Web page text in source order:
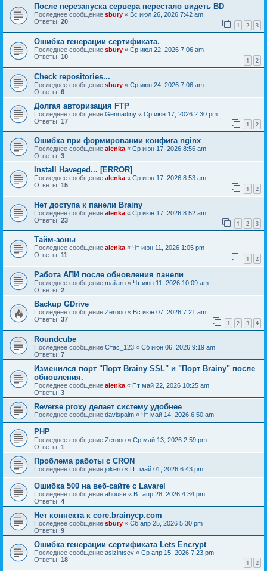
После перезапуска сервера перестало видеть BD
Последнее сообщение sbury « Вс июл 26, 2026 7:42 am
Ответы: 20 1 2 3
Ошибка генерации сертификата.
Последнее сообщение sbury « Ср июл 22, 2026 7:06 am
Ответы: 10 1 2
Check repositories...
Последнее сообщение sbury « Ср июн 24, 2026 7:06 am
Ответы: 6
Долгая авторизация FTP
Последнее сообщение Gennadiny « Ср июн 17, 2026 2:30 pm
Ответы: 17 1 2
Ошибка при формировании конфига nginx
Последнее сообщение alenka « Ср июн 17, 2026 8:56 am
Ответы: 3
Install Haveged... [ERROR]
Последнее сообщение alenka « Ср июн 17, 2026 8:53 am
Ответы: 15 1 2
Нет доступа к панели Brainy
Последнее сообщение alenka « Ср июн 17, 2026 8:52 am
Ответы: 23 1 2 3
Тайм-зоны
Последнее сообщение alenka« Чт июн 11, 2026 1:05 pm
Ответы: 11 1 2
Работа АПИ после обновления панели
Последнее сообщение mailarn « Чт июн 11, 2026 10:09 am
Ответы: 2
Backup GDrive
Последнее сообщение Zerooo « Вс июн 07, 2026 7:21 am
Ответы: 37 1 2 3 4
Roundcube
Последнее сообщение Стас_123 « Сб июн 06, 2026 9:19 am
Ответы: 7
Изменился порт "Порт Brainy SSL" и "Порт Brainy" после
обновления.
Последнее сообщение alenka « Пт май 22, 2026 10:25 am
Ответы: 3
Reverse proxy делает систему удобнее
Последнее сообщение davispalm « Чт май 14, 2026 6:50 am
PHP
Последнее сообщение Zerooo « Ср май 13, 2026 2:59 pm
Ответы: 1
Проблема работы с CRON
Последнее сообщение jokero « Пт май 01, 2026 6:43 pm
Ошибка 500 на веб-сайте с Lavarel
Последнее сообщение ahouse « Вт апр 28, 2026 4:34 pm
Ответы: 4
Нет коннекта к core.brainycp.com
Последнее сообщение sbury « Сб апр 25, 2026 5:30 pm
Ответы: 9
Ошибка генерации сертификата Lets Encrypt
Последнее сообщение asizintsev « Ср апр 15, 2026 7:23 pm
Ответы: 18 1 2